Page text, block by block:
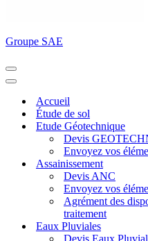
Groupe SAE
Menu
de
Menu
navigationAccueil
Étude de sol
Etude Géotechnique
Devis
Envoyez vos
Assainissement
Devis ANC
Envoyez vos
Agrément des
traitement
Eaux Pluviales
Devis Eaux